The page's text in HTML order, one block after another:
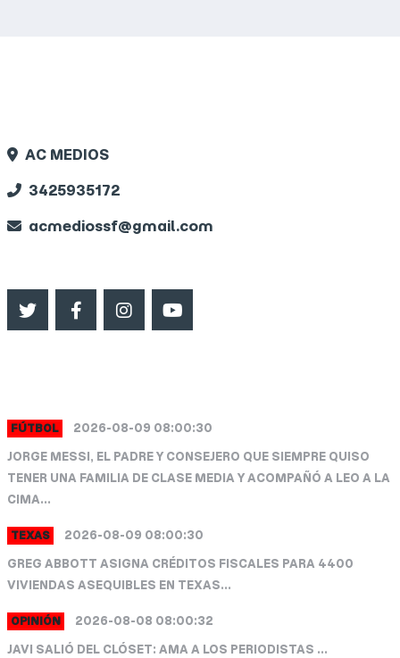
AC MEDIOS
3425935172
acmediossf@gmail.com
FÚTBOL
2026-08-09 08:00:30
JORGE MESSI, EL PADRE Y CONSEJERO QUE SIEMPRE QUISO
TENER UNA FAMILIA DE CLASE MEDIA Y ACOMPAÑÓ A LEO A LA
CIMA...
TEXAS
2026-08-09 08:00:30
GREG ABBOTT ASIGNA CRÉDITOS FISCALES PARA 4400
VIVIENDAS ASEQUIBLES EN TEXAS...
OPINIÓN
2026-08-08 08:00:32
JAVI SALIÓ DEL CLÓSET: AMA A LOS PERIODISTAS ...